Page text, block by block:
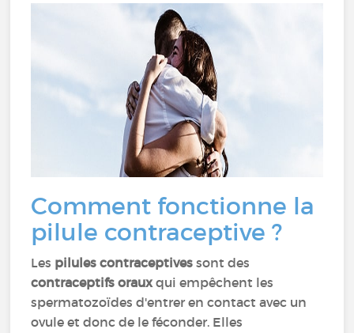
Comment fonctionne la
pilule contraceptive ?
Les pilules contraceptives sont des
contraceptifs orauxqui empêchent les
spermatozoïdes d'entrer en contact avec un
ovule et donc de le féconder. Elles